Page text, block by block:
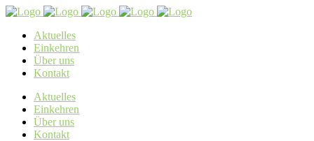
Aktuelles
Einkehren
Über uns
Kontakt
Aktuelles
Einkehren
Über uns
Kontakt